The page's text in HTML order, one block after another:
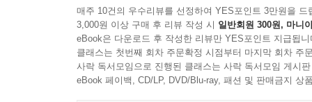
또한 하나둘 밝혀지며, 『러브 불릿』은 화를 거
장르 문법이 소프트한 터치로 가미되어 백합 독
큐피드로서 부여받은 임무를 하나하나 해결하며,
이 작품의 관전 포인트다.
매주 10건의 우수리뷰를 선정하여 YES포인트 3만원을 드
3,000원 이상 구매 후 리뷰 작성 시 일반회원 300원, 마니
eBook은 다운로드 후 작성한 리뷰만 YES포인트 지급됩니
클래스는 첫번째 회차 주문확정 시점부터 마지막 회차 주
사락 독서모임으로 진행된 클래스는 사락 독서모임 게시
eBook 페이백, CD/LP, DVD/Blu-ray, 패션 및 판매금지 상